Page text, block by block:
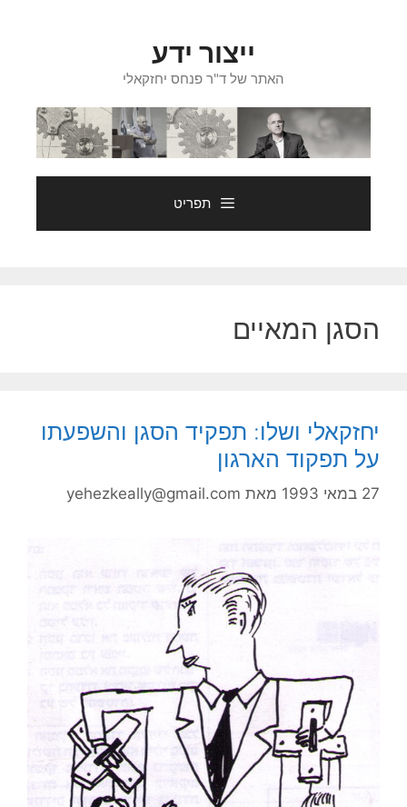
ייצור ידע
האתר של ד"ר פנחס יחזקאלי
תפריט
הסגן המאיים
יחזקאלי ושלו: תפקיד הסגן והשפעתו
על תפקוד הארגון
27 במאי 1993 מאת yehezkeally@gmail.com